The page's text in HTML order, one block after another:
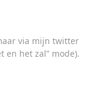
via mijn twitter
het zal” mode).